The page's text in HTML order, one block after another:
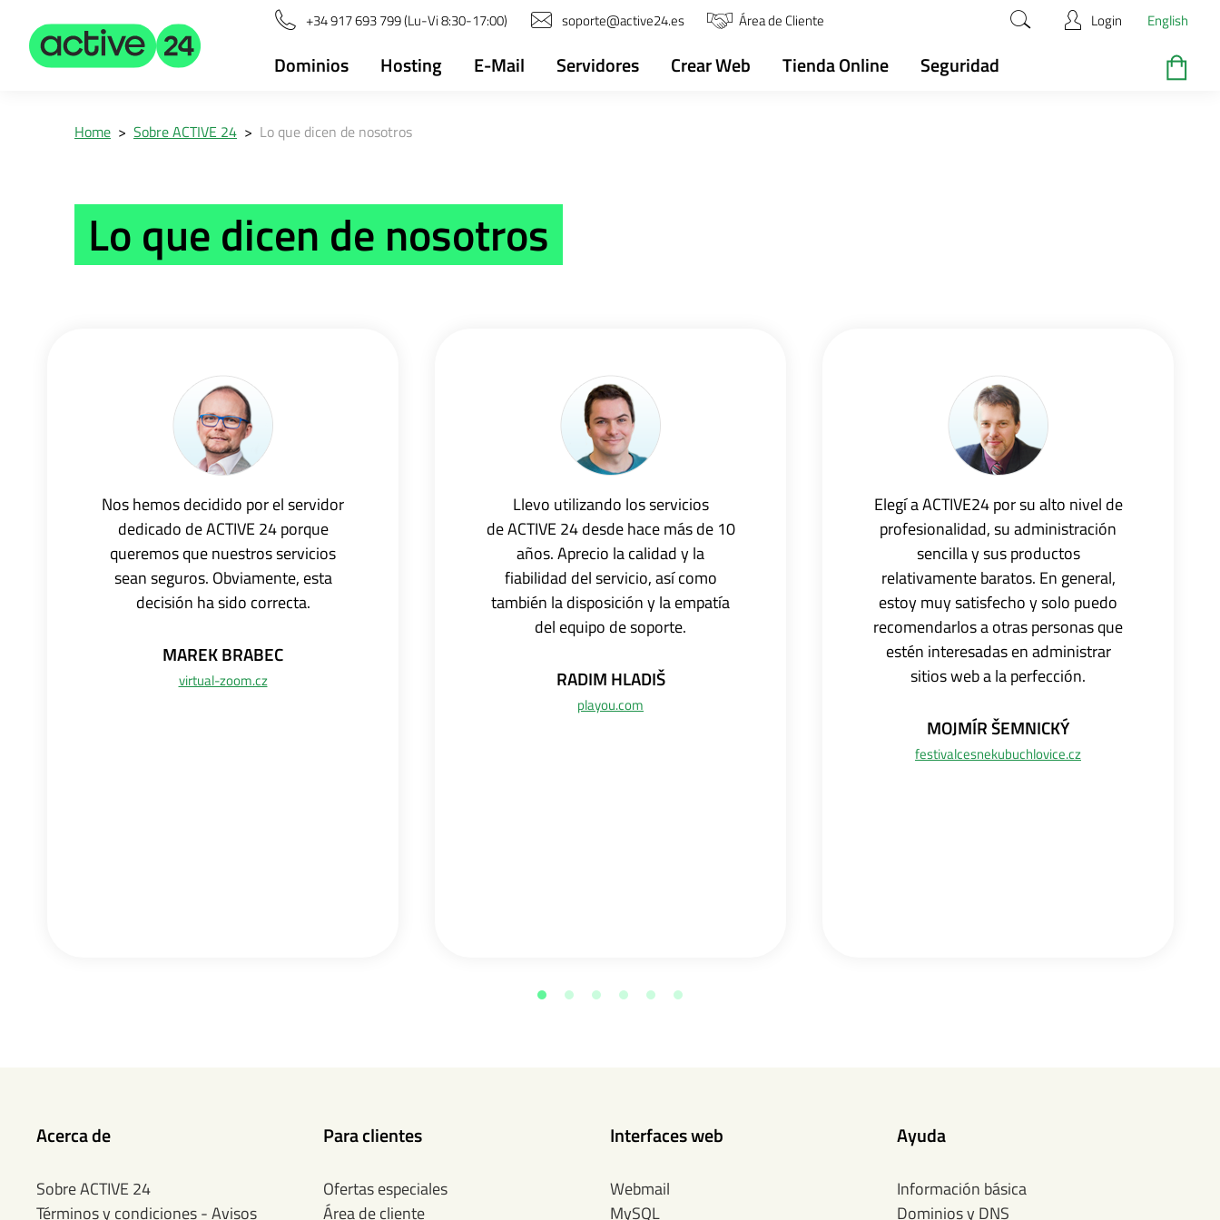
+34 917 693 799 (Lu-Vi 8:30-17:00) soporte@active24.es Área de Cliente Login English
Dominios Hosting E-Mail Servidores Crear Web Tienda Online Seguridad
Home > Sobre ACTIVE 24 > Lo que dicen de nosotros
Lo que dicen de nosotros
Nos hemos decidido por el servidor
dedicado de ACTIVE 24 porque
queremos que nuestros servicios
sean seguros. Obviamente, esta
decisión ha sido correcta.
MAREKBRABEC
virtual-zoom.cz
Llevo utilizando los servicios
de ACTIVE 24 desde hace más de 10
años. Aprecio la calidad y la
fiabilidad del servicio, así como
también la disposición y la empatía
del equipo de soporte.
RADIM HLADIŠ
playou.com
Elegí a ACTIVE24 por su alto nivel de
profesionalidad, su administración
sencilla y sus productos
relativamente baratos. En general,
estoy muy satisfecho y solo puedo
recomendarlos a otras personas que
estén interesadas en administrar
sitios web a la perfección.
MOJMÍRŠEMNICKÝ
festivalcesnekubuchlovice.cz
Acerca de
Sobre ACTIVE 24
Términos y condiciones - Avisos
Para clientes
Ofertas especiales
Área de cliente
Interfaces web
Webmail
MySQL
Ayuda
Información básica
Dominios y DNS